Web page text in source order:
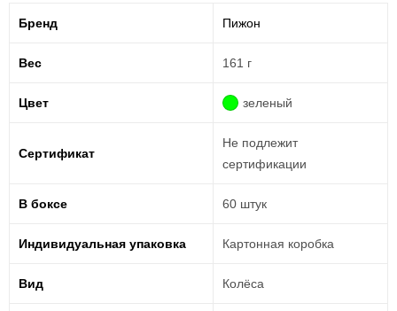
Бренд Пижон
Вес 161 г
Цвет зеленый
Сертификат
Не подлежит
сертификации
В боксе 60 штук
Индивидуальная упаковка Картонная коробка
Вид Колёса